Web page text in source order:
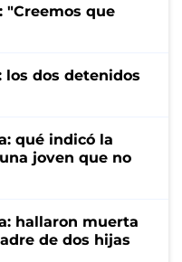
"Creemos que
los dos detenidos
qué indicó la
joven que no
hallaron muerta
de dos hijas